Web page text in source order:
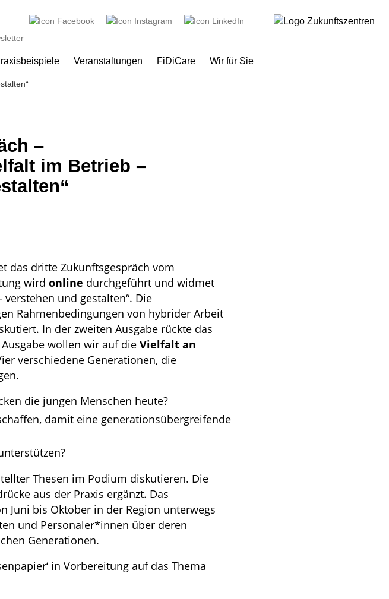
Hauptinhalt springen
Veranstaltungen FiDiCare Wir für Sie
–
im Betrieb –
das dritte Zukunftsgespräch vom
wird online durchgeführt und widmet
und gestalten“. Die
Rahmenbedingungen von hybrider Arbeit
In der zweiten Ausgabe rückte das
wollen wir auf die Vielfalt an
verschiedene Generationen, die
die jungen Menschen heute?
damit eine generationsübergreifende
Thesen im Podium diskutieren. Die
aus der Praxis ergänzt. Das
Juni bis Oktober in der Region unterwegs
und Personaler*innen über deren
Generationen.
in Vorbereitung auf das Thema